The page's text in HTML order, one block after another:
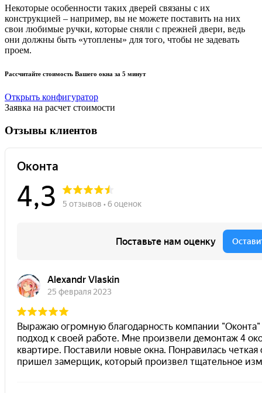
Некоторые особенности таких дверей связаны с их
конструкцией – например, вы не можете поставить на них
свои любимые ручки, которые сняли с прежней двери, ведь
они должны быть «утоплены» для того, чтобы не задевать
проем.
Рассчитайте стоимость Вашего окна за 5 минут
Открыть конфигуратор
Заявка на расчет стоимости
Отзывы клиентов